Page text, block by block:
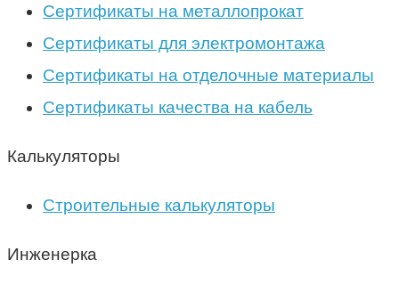
Сертификаты на металлопрокат
Сертификаты для электромонтажа
Сертификаты на отделочные материалы
Сертификаты качества на кабель
Калькуляторы
Строительные калькуляторы
Инженерка